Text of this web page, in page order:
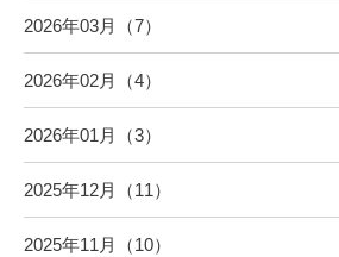
2026年03月（7）
2026年02月（4）
2026年01月（3）
2025年12月（11）
2025年11月（10）